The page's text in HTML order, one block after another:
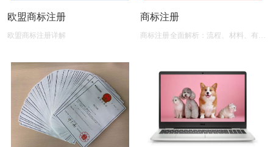
欧盟商标注册
欧盟商标注册详解
商标注册
商标注册全面解析：流程、材料、有效